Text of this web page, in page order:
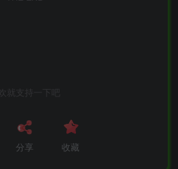
欢就支持一下吧
分享 收藏